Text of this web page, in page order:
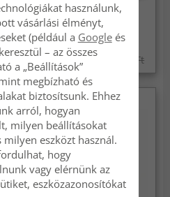
Marokkói Azilal Kelim
szőnyeg 250 x 160 cm
273 019 Ft 378 239 Ft
használunk,
vásárlási élményt,
(például a Googleés
– az összes
a „Beállítások”
megbízható és
biztosítsunk. Ehhez
arról, hogyan
milyen beállításokat
milyen eszközt használ.
hogy
vagy elérnünk az
eszközazonosítókat